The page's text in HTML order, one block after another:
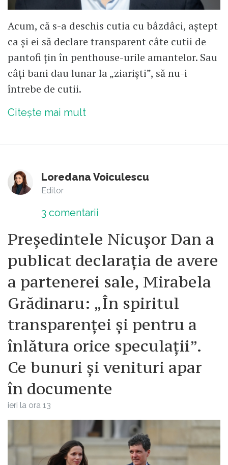
Acum, că s-a deschis cutia cu bâzdâci, aștept
ca și ei să declare transparent câte cutii de
pantofi țin în penthouse-urile amantelor. Sau
câți bani dau lunar la „ziariști”, să nu-i
întrebe de cutii.
Citește mai mult
Loredana Voiculescu
Editor
3 comentarii
Președintele Nicușor Dan a
publicat declarația de avere
a partenerei sale, Mirabela
Grădinaru: „În spiritul
transparenței și pentru a
înlătura orice speculații”.
Ce bunuri și venituri apar
în documente
ieri la ora 13